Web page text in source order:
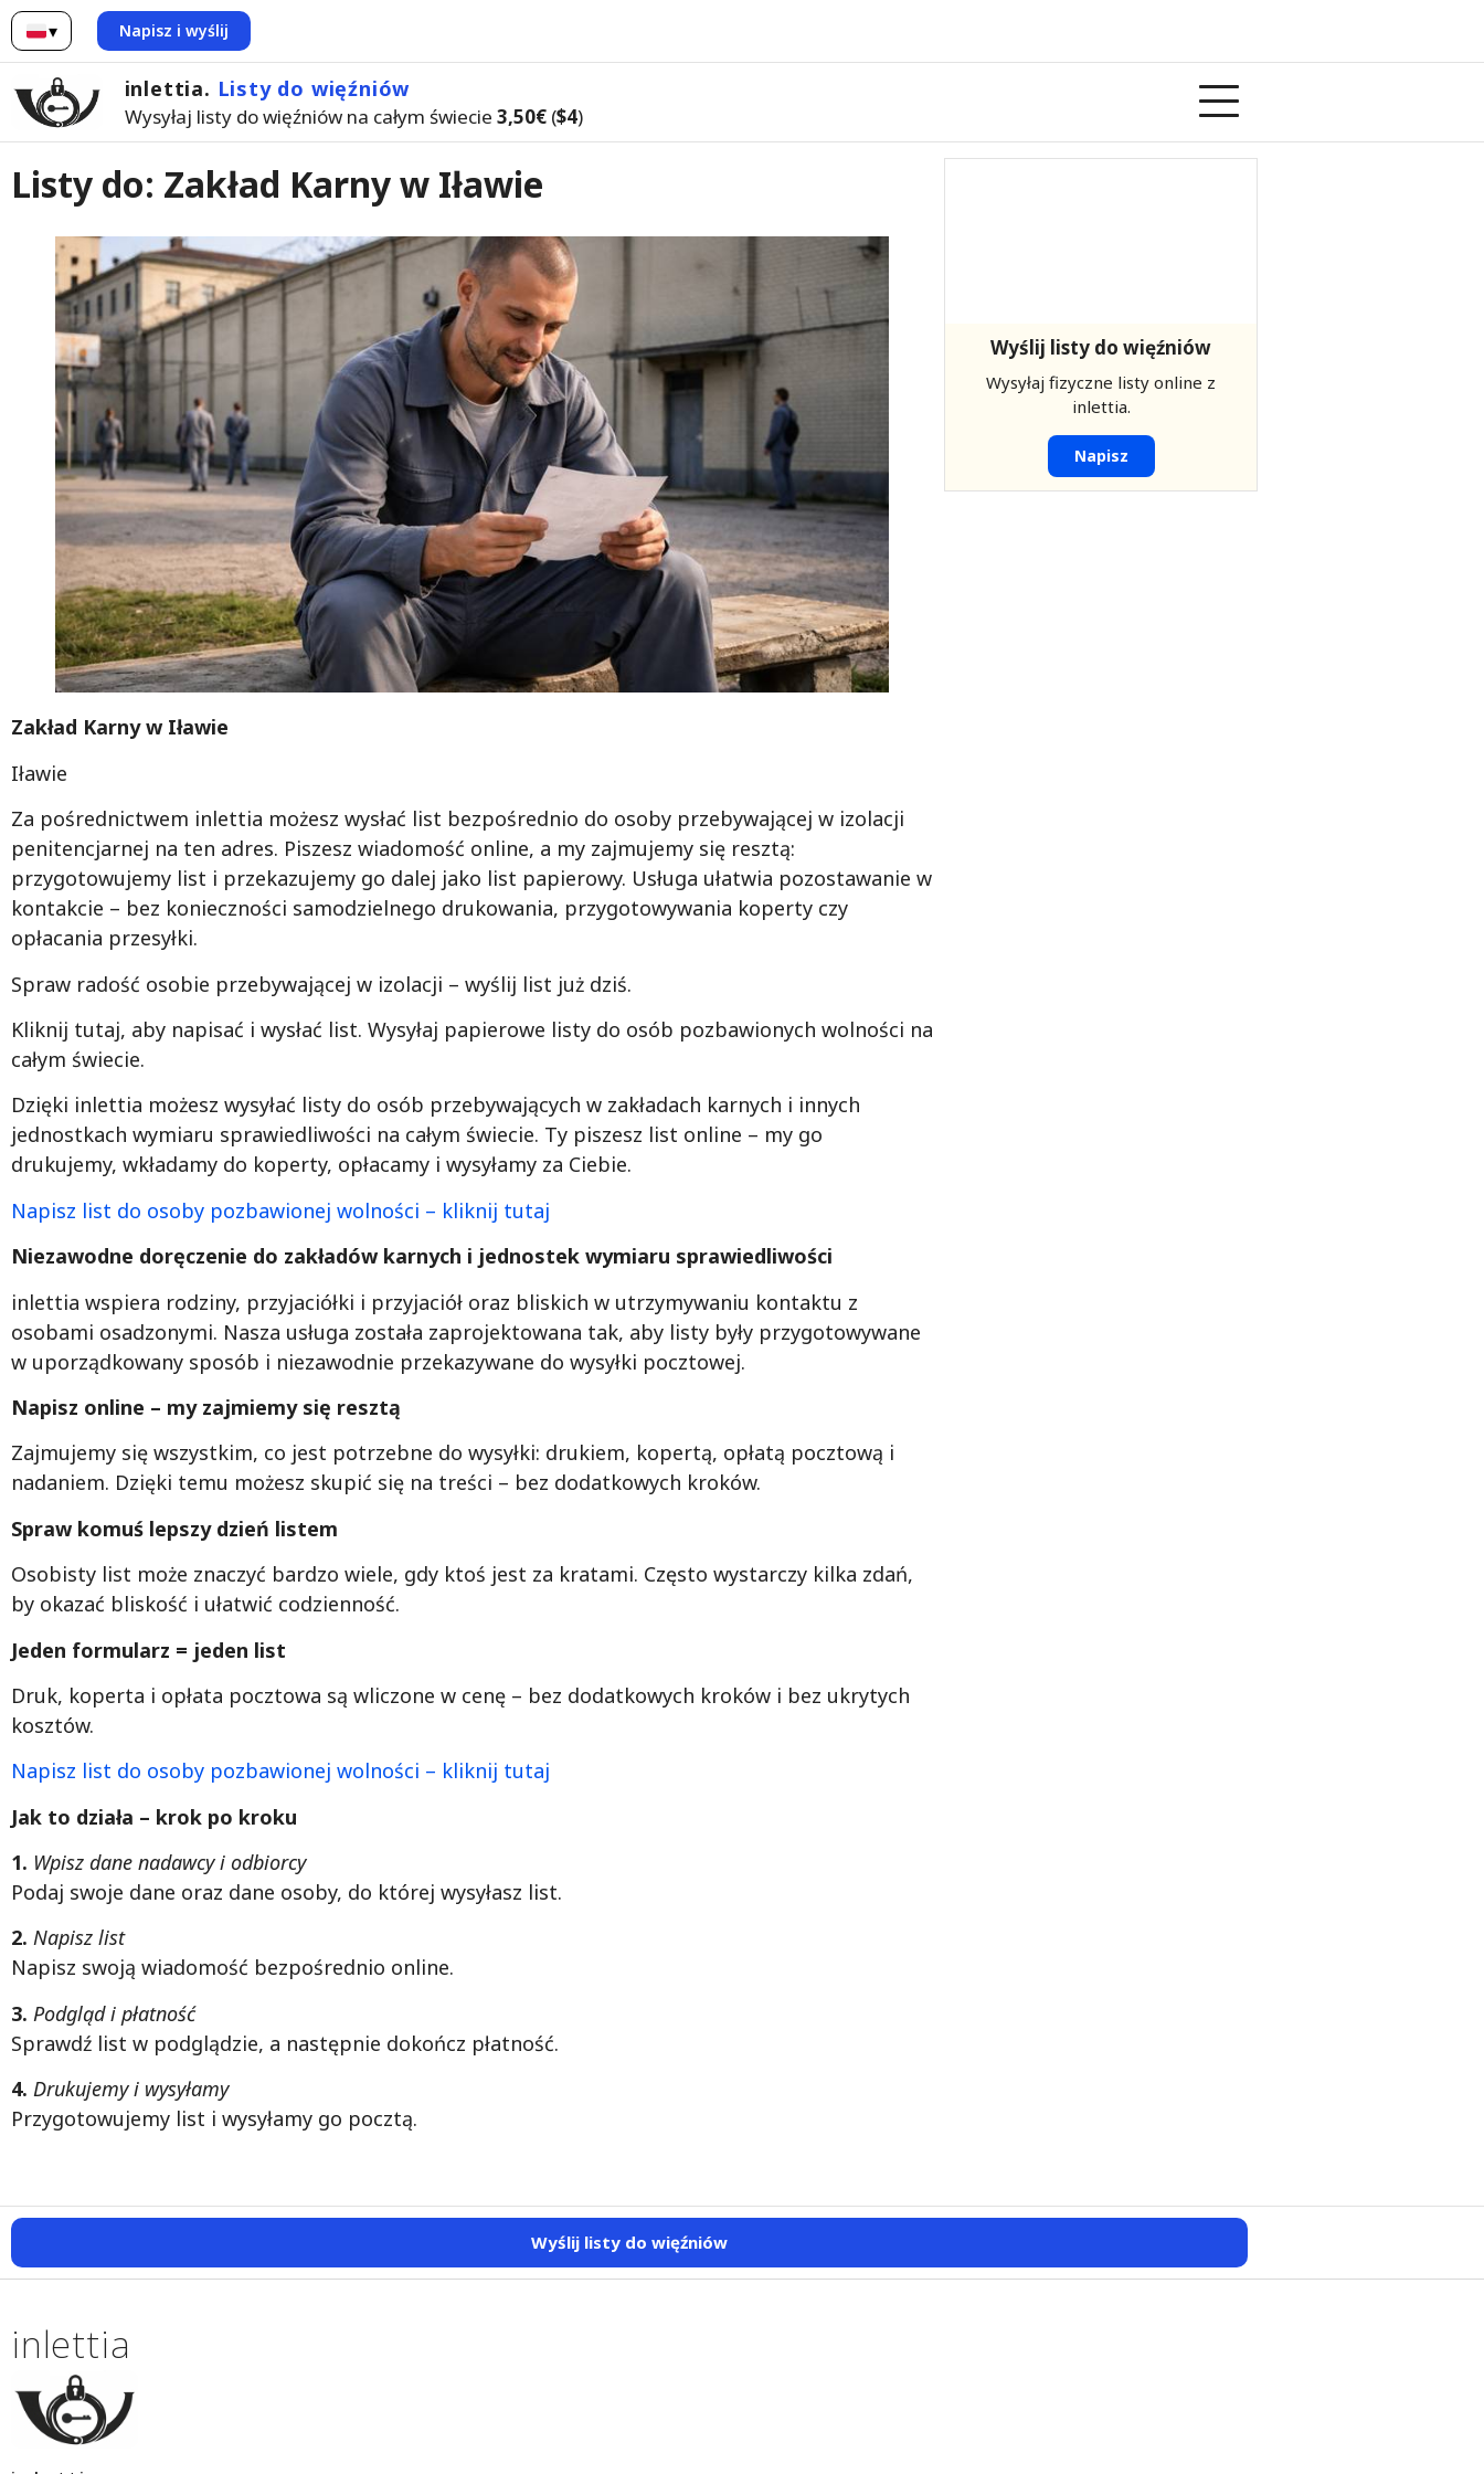
▾
Polski
Napisz i wyślij
inlettia. Listy do więźniów
Wysyłaj listy do więźniów na całym świecie 3,50€ ($4)
Listy do: Zakład Karny w Iławie
Zakład Karny w Iławie
Iławie
Za pośrednictwem inlettia możesz wysłać list bezpośrednio do osoby przebywającej w izolacji
penitencjarnej na ten adres. Piszesz wiadomość online, a my zajmujemy się resztą:
przygotowujemy list i przekazujemy go dalej jako list papierowy. Usługa ułatwia pozostawanie w
kontakcie – bez konieczności samodzielnego drukowania, przygotowywania koperty czy
opłacania przesyłki.
Spraw radość osobie przebywającej w izolacji – wyślij list już dziś.
Kliknij tutaj, aby napisać i wysłać list. Wysyłaj papierowe listy do osób pozbawionych wolności na
całym świecie.
Dzięki inlettia możesz wysyłać listy do osób przebywających w zakładach karnych i innych
jednostkach wymiaru sprawiedliwości na całym świecie. Ty piszesz list online – my go
drukujemy, wkładamy do koperty, opłacamy i wysyłamy za Ciebie.
Napisz list do osoby pozbawionej wolności – kliknij tutaj
Niezawodne doręczenie do zakładów karnych i jednostek wymiaru sprawiedliwości
inlettia wspiera rodziny, przyjaciółki i przyjaciół oraz bliskich w utrzymywaniu kontaktu z
osobami osadzonymi. Nasza usługa została zaprojektowana tak, aby listy były przygotowywane
w uporządkowany sposób i niezawodnie przekazywane do wysyłki pocztowej.
Napisz online – my zajmiemy się resztą
Zajmujemy się wszystkim, co jest potrzebne do wysyłki: drukiem, kopertą, opłatą pocztową i
nadaniem. Dzięki temu możesz skupić się na treści – bez dodatkowych kroków.
Spraw komuś lepszy dzień listem
Osobisty list może znaczyć bardzo wiele, gdy ktoś jest za kratami. Często wystarczy kilka zdań,
by okazać bliskość i ułatwić codzienność.
Jeden formularz = jeden list
Druk, koperta i opłata pocztowa są wliczone w cenę – bez dodatkowych kroków i bez ukrytych
kosztów.
Napisz list do osoby pozbawionej wolności – kliknij tutaj
Jak to działa – krok po kroku
1. Wpisz dane nadawcy i odbiorcy
Podaj swoje dane oraz dane osoby, do której wysyłasz list.
2. Napisz list
Napisz swoją wiadomość bezpośrednio online.
3. Podgląd i płatność
Sprawdź list w podglądzie, a następnie dokończ płatność.
4. Drukujemy i wysyłamy
Przygotowujemy list i wysyłamy go pocztą.
Wyślij listy do więźniów
Wysyłaj fizyczne listy online z
inlettia.
Napisz
Wyślij listy do więźniów
inlettia